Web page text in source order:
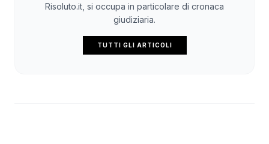
Risoluto.it, si occupa in particolare di cronaca
giudiziaria.
TUTTI GLI ARTICOLI